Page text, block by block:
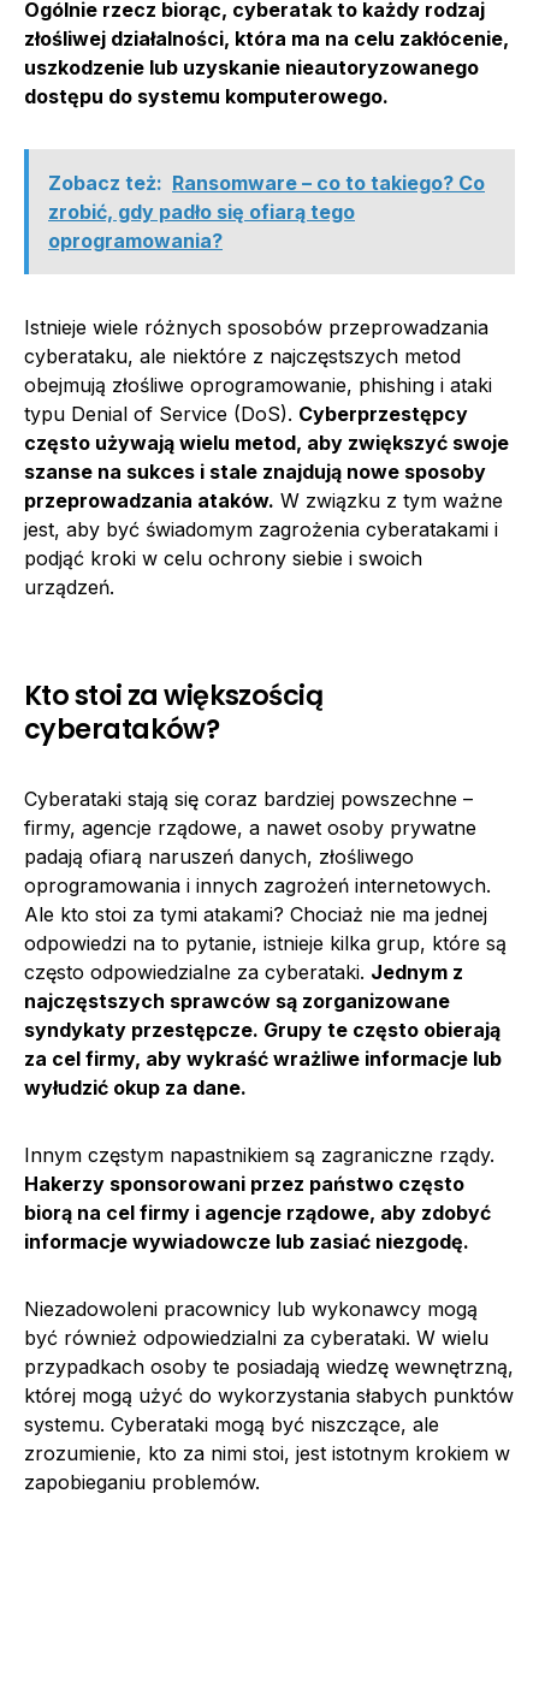
Ogólnie rzecz biorąc, cyberatak to każdy rodzaj
złośliwej działalności, która ma na celu zakłócenie,
uszkodzenie lub uzyskanie nieautoryzowanego
dostępu do systemu komputerowego.
Zobacz też: Ransomware – co to takiego? Co
zrobić, gdy padło się ofiarą tego
oprogramowania?
Istnieje wiele różnych sposobów przeprowadzania
cyberataku, ale niektóre z najczęstszych metod
obejmują złośliwe oprogramowanie, phishing i ataki
typu Denial of Service (DoS). Cyberprzestępcy
często używają wielu metod, aby zwiększyć swoje
szanse na sukces i stale znajdują nowe sposoby
przeprowadzania ataków. W związku z tym ważne
jest, aby być świadomym zagrożenia cyberatakami i
podjąć kroki w celu ochrony siebie i swoich
urządzeń.
Kto stoi za większością
cyberataków?
Cyberataki stają się coraz bardziej powszechne –
firmy, agencje rządowe, a nawet osoby prywatne
padają ofiarą naruszeń danych, złośliwego
oprogramowania i innych zagrożeń internetowych.
Ale kto stoi za tymi atakami? Chociaż nie ma jednej
odpowiedzi na to pytanie, istnieje kilka grup, które są
często odpowiedzialne za cyberataki. Jednym z
najczęstszych sprawców są zorganizowane
syndykaty przestępcze. Grupy te często obierają
za cel firmy, aby wykraść wrażliwe informacje lub
wyłudzić okup za dane.
Innym częstym napastnikiem są zagraniczne rządy.
Hakerzy sponsorowani przez państwo często
biorą na cel firmy i agencje rządowe, aby zdobyć
informacje wywiadowcze lub zasiać niezgodę.
Niezadowoleni pracownicy lub wykonawcy mogą
być również odpowiedzialni za cyberataki. W wielu
przypadkach osoby te posiadają wiedzę wewnętrzną,
której mogą użyć do wykorzystania słabych punktów
systemu. Cyberataki mogą być niszczące, ale
zrozumienie, kto za nimi stoi, jest istotnym krokiem w
zapobieganiu problemów.